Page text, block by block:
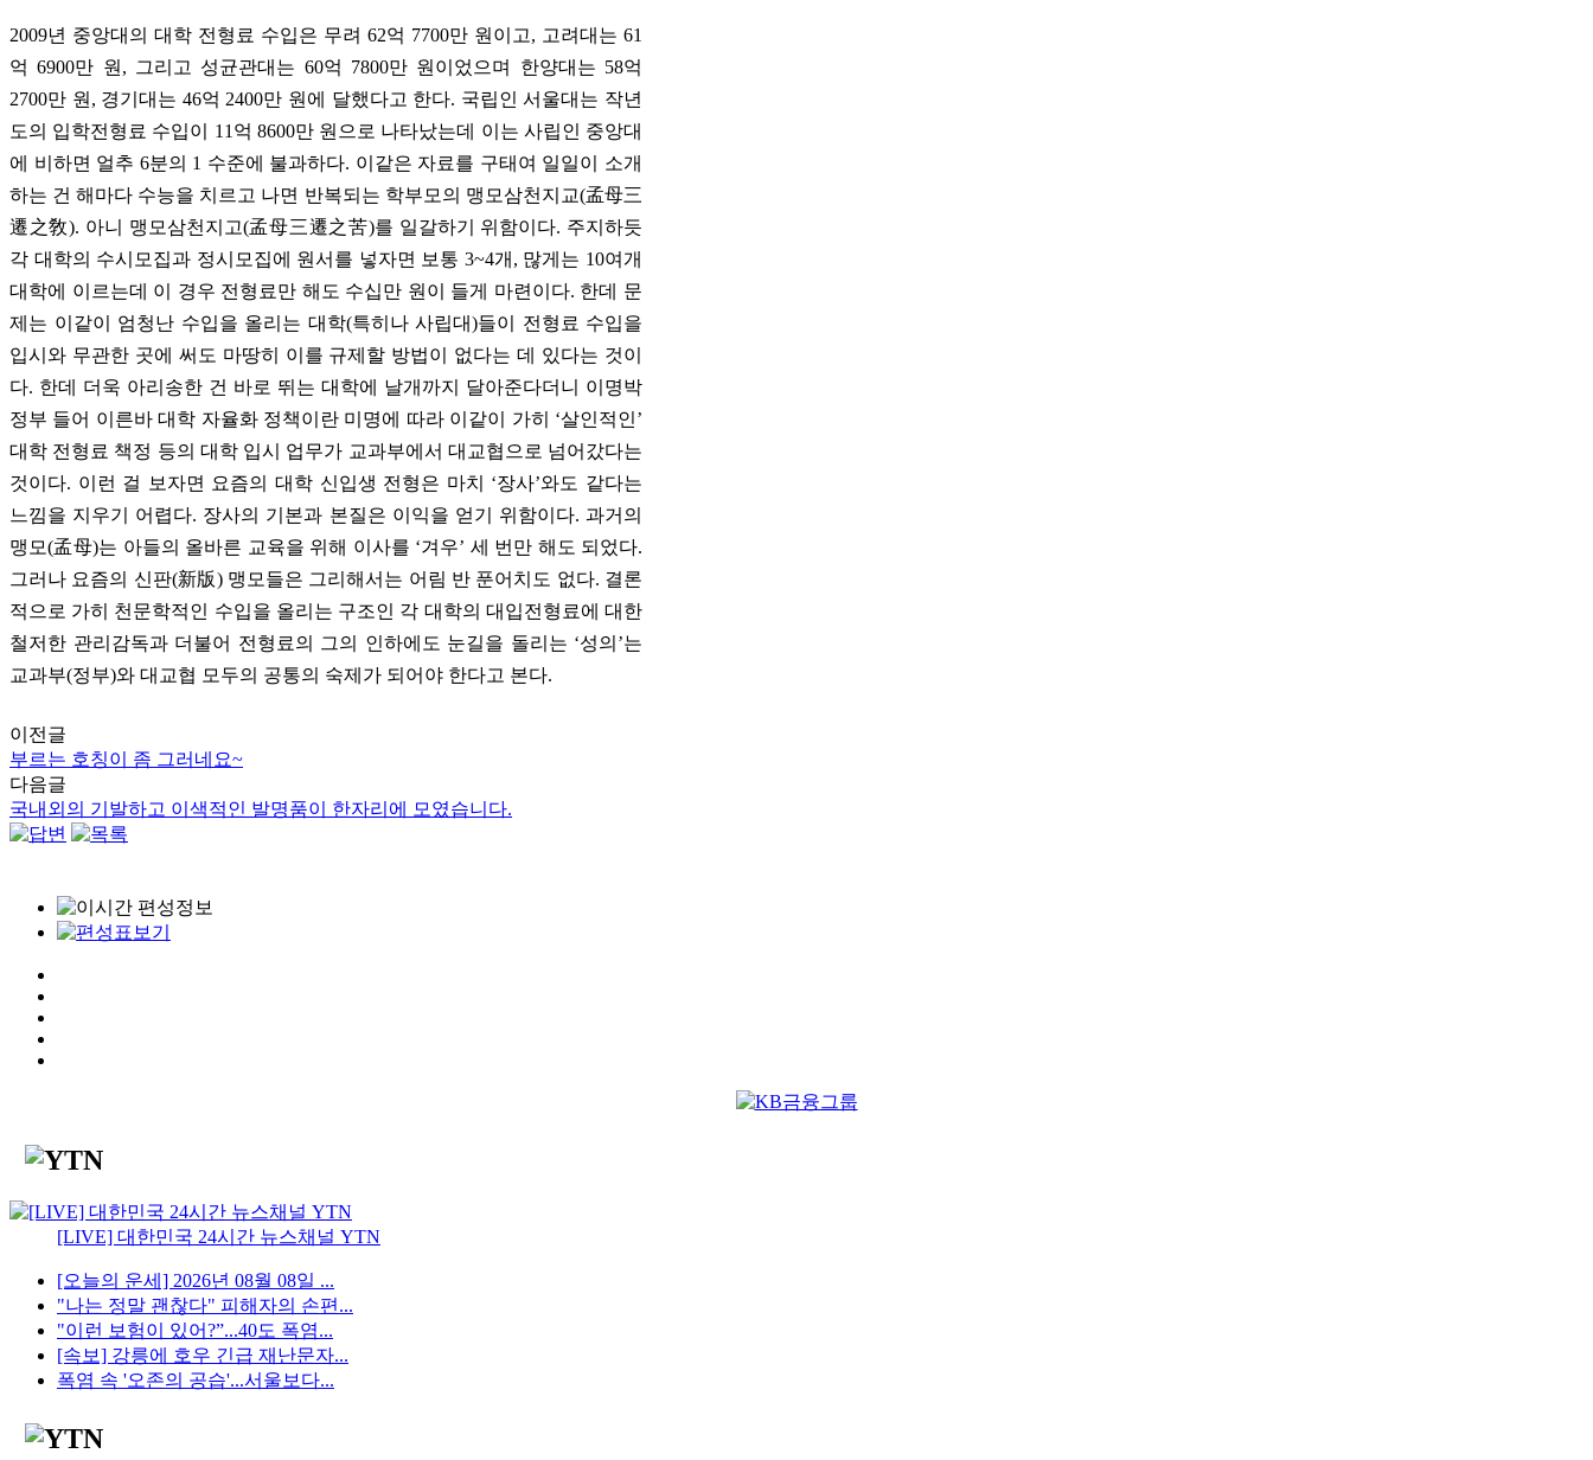
2009년 중앙대의 대학 전형료 수입은 무려 62억 7700만 원이고, 고려대는 61
억 6900만 원, 그리고 성균관대는 60억 7800만 원이었으며 한양대는 58억
2700만 원, 경기대는 46억 2400만 원에 달했다고 한다. 국립인 서울대는 작년
도의 입학전형료 수입이 11억 8600만 원으로 나타났는데 이는 사립인 중앙대
에 비하면 얼추 6분의 1 수준에 불과하다. 이같은 자료를 구태여 일일이 소개
하는 건 해마다 수능을 치르고 나면 반복되는 학부모의 맹모삼천지교(孟母三
遷之敎). 아니 맹모삼천지고(孟母三遷之苦)를 일갈하기 위함이다. 주지하듯
각 대학의 수시모집과 정시모집에 원서를 넣자면 보통 3~4개, 많게는 10여개
대학에 이르는데 이 경우 전형료만 해도 수십만 원이 들게 마련이다. 한데 문
제는 이같이 엄청난 수입을 올리는 대학(특히나 사립대)들이 전형료 수입을
입시와 무관한 곳에 써도 마땅히 이를 규제할 방법이 없다는 데 있다는 것이
다. 한데 더욱 아리송한 건 바로 뛰는 대학에 날개까지 달아준다더니 이명박
정부 들어 이른바 대학 자율화 정책이란 미명에 따라 이같이 가히 ‘살인적인’
대학 전형료 책정 등의 대학 입시 업무가 교과부에서 대교협으로 넘어갔다는
것이다. 이런 걸 보자면 요즘의 대학 신입생 전형은 마치 ‘장사’와도 같다는
느낌을 지우기 어렵다. 장사의 기본과 본질은 이익을 얻기 위함이다. 과거의
맹모(孟母)는 아들의 올바른 교육을 위해 이사를 ‘겨우’ 세 번만 해도 되었다.
그러나 요즘의 신판(新版) 맹모들은 그리해서는 어림 반 푼어치도 없다. 결론
적으로 가히 천문학적인 수입을 올리는 구조인 각 대학의 대입전형료에 대한
철저한 관리감독과 더불어 전형료의 그의 인하에도 눈길을 돌리는 ‘성의’는
교과부(정부)와 대교협 모두의 공통의 숙제가 되어야 한다고 본다.
이전글
부르는 호칭이 좀 그러네요~
다음글
국내외의 기발하고 이색적인 발명품이 한자리에 모였습니다.
[LIVE] 대한민국 24시간 뉴스채널 YTN
[오늘의 운세] 2026년 08월 08일 ...
"나는 정말 괜찮다" 피해자의 손편...
"이런 보험이 있어?”...40도 폭염...
[속보] 강릉에 호우 긴급 재난문자...
폭염 속 '오존의 공습'...서울보다...